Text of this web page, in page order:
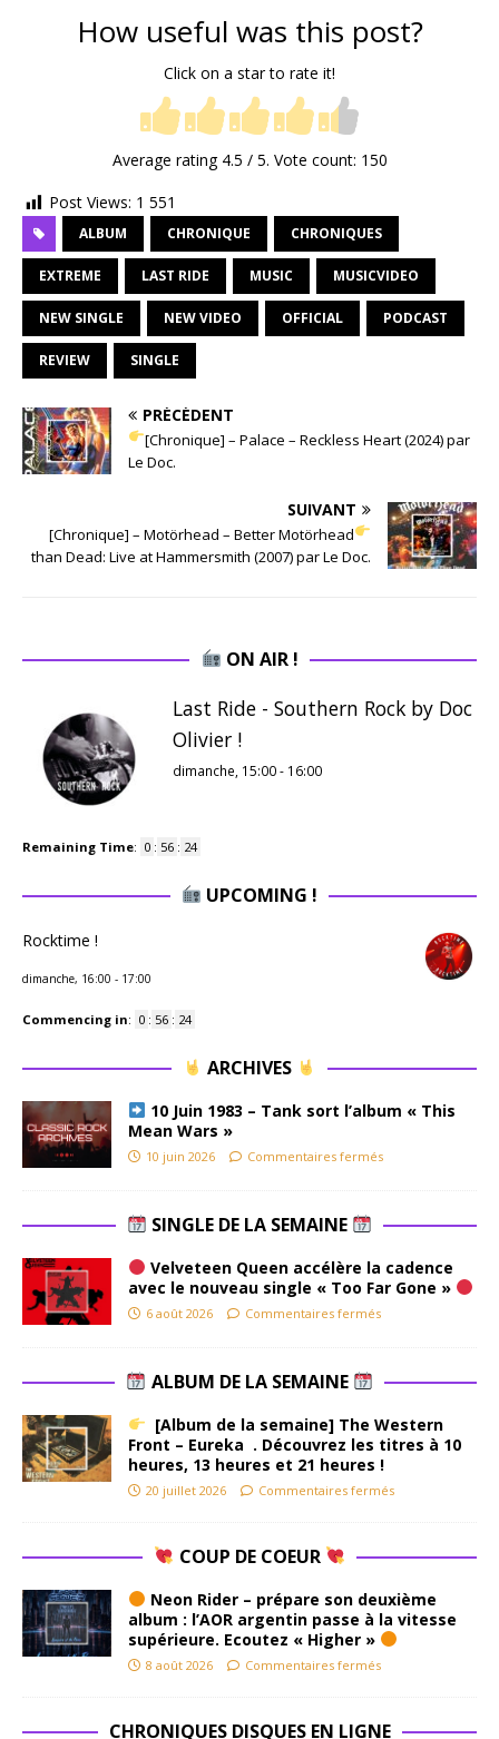
How useful was this post?
Click on a star to rate it!
Average rating 4.5 / 5. Vote count: 150
Post Views: 1 551
ALBUM CHRONIQUE CHRONIQUES
EXTREME LAST RIDE MUSIC MUSICVIDEO
NEW SINGLE NEW VIDEO OFFICIAL PODCAST
REVIEW SINGLE
PRÉCÉDENT
[Chronique] – Palace – Reckless Heart (2024) par
Le Doc.
SUIVANT
[Chronique] – Motörhead – Better Motörhead
than Dead: Live at Hammersmith (2007) par Le Doc.
ON AIR !
Last Ride - Southern Rock by Doc
Olivier !
dimanche, 15:00- 16:00
Remaining Time: 0 : 56 : 24
UPCOMING !
Rocktime !
dimanche, 16:00 - 17:00
Commencing in: 0 : 56 : 24
ARCHIVES
10 Juin 1983 – Tank sort l’album « This
Mean Wars »
10 juin 2026 Commentaires fermés
SINGLE DE LA SEMAINE
Velveteen Queen accélère la cadence
avec le nouveau single « Too Far Gone »
6 août 2026 Commentaires fermés
ALBUM DE LA SEMAINE
[Album de la semaine] The Western
Front – Eureka . Découvrez les titres à 10
heures, 13 heures et 21 heures !
20 juillet 2026 Commentaires fermés
COUP DE COEUR
Neon Rider – prépare son deuxième
album : l’AOR argentin passe à la vitesse
supérieure. Ecoutez « Higher »
8 août 2026 Commentaires fermés
CHRONIQUES DISQUES EN LIGNE